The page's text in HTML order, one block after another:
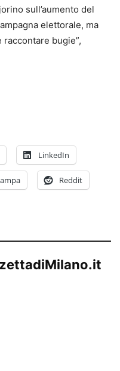
sull’aumento del
elettorale, ma
bugie”,
LinkedIn
Reddit